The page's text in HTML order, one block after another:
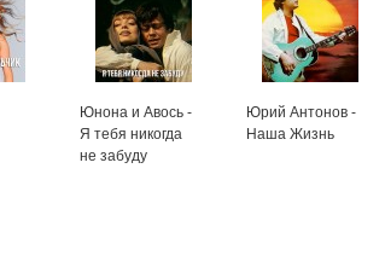
Юнона и Авось -
Я тебя никогда
не забуду
Юрий Антонов -
Наша Жизнь